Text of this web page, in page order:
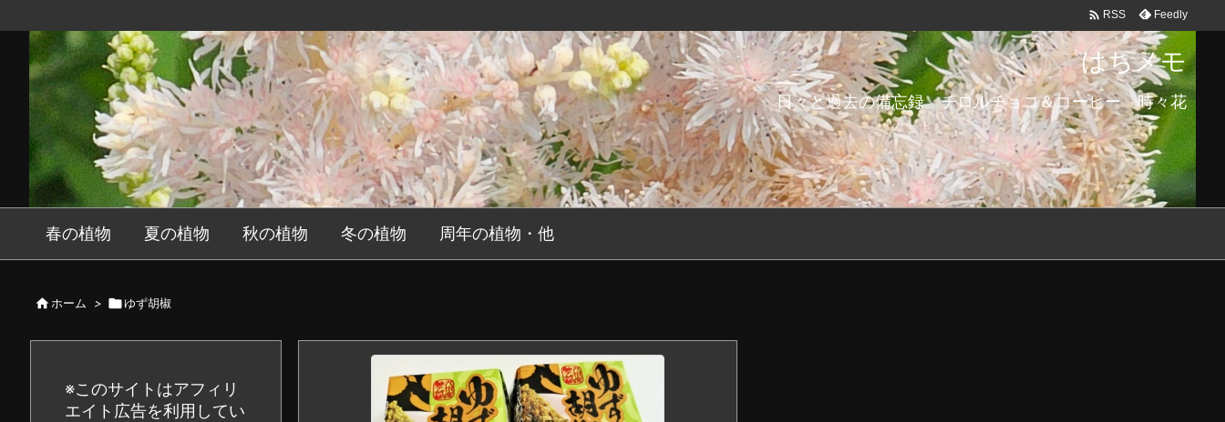
はちメモ
日々と過去の備忘録 チロルチョコ＆コーヒー 時々花
春の植物 夏の植物 秋の植物 冬の植物 周年の植物・他
 RSS Feedly
 ホーム > ゆず胡椒
※このサイトはアフィリ
エイト広告を利用してい